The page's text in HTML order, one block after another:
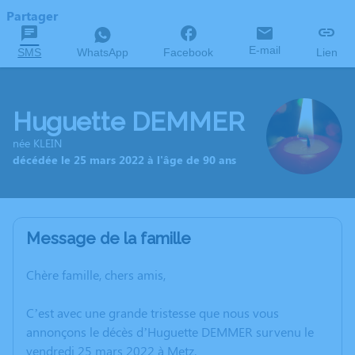
Partager
SMS WhatsApp Facebook E-mail Lien
Huguette DEMMER
née KLEIN
décédée le 25 mars 2022 à l'âge de 90 ans
Message de la famille
Chère famille, chers amis,
C’est avec une grande tristesse que nous vous
annonçons le décès d’Huguette DEMMER survenu le
vendredi 25 mars 2022 à Metz.